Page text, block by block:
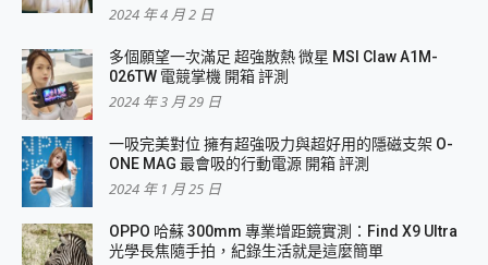
2024 年 4 月 2 日
多個願望一次滿足 超強散熱 微星 MSI Claw A1M-
026TW 電競掌機 開箱 評測
2024 年 3 月 29 日
一吸完美對位 擁有超強吸力與超好用的隱磁支架 O-
ONE MAG 最會吸的行動電源 開箱 評測
2024 年 1 月 25 日
OPPO 哈蘇 300mm 專業增距鏡實測：Find X9 Ultra
光學長焦隨手拍，紀錄生活就是這麼簡單